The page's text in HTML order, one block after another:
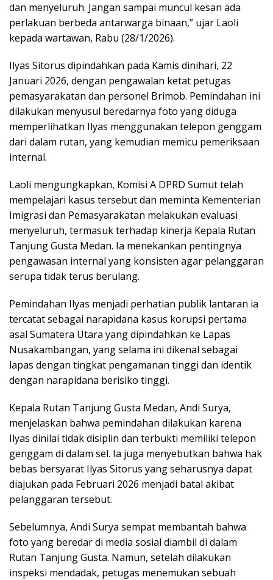
dan menyeluruh. Jangan sampai muncul kesan ada
perlakuan berbeda antarwarga binaan,” ujar Laoli
kepada wartawan, Rabu (28/1/2026).
Ilyas Sitorus dipindahkan pada Kamis dinihari, 22
Januari 2026, dengan pengawalan ketat petugas
pemasyarakatan dan personel Brimob. Pemindahan ini
dilakukan menyusul beredarnya foto yang diduga
memperlihatkan Ilyas menggunakan telepon genggam
dari dalam rutan, yang kemudian memicu pemeriksaan
internal.
Laoli mengungkapkan, Komisi A DPRD Sumut telah
mempelajari kasus tersebut dan meminta Kementerian
Imigrasi dan Pemasyarakatan melakukan evaluasi
menyeluruh, termasuk terhadap kinerja Kepala Rutan
Tanjung Gusta Medan. Ia menekankan pentingnya
pengawasan internal yang konsisten agar pelanggaran
serupa tidak terus berulang.
Pemindahan Ilyas menjadi perhatian publik lantaran ia
tercatat sebagai narapidana kasus korupsi pertama
asal Sumatera Utara yang dipindahkan ke Lapas
Nusakambangan, yang selama ini dikenal sebagai
lapas dengan tingkat pengamanan tinggi dan identik
dengan narapidana berisiko tinggi.
Kepala Rutan Tanjung Gusta Medan, Andi Surya,
menjelaskan bahwa pemindahan dilakukan karena
Ilyas dinilai tidak disiplin dan terbukti memiliki telepon
genggam di dalam sel. Ia juga menyebutkan bahwa hak
bebas bersyarat Ilyas Sitorus yang seharusnya dapat
diajukan pada Februari 2026 menjadi batal akibat
pelanggaran tersebut.
Sebelumnya, Andi Surya sempat membantah bahwa
foto yang beredar di media sosial diambil di dalam
Rutan Tanjung Gusta. Namun, setelah dilakukan
inspeksi mendadak, petugas menemukan sebuah